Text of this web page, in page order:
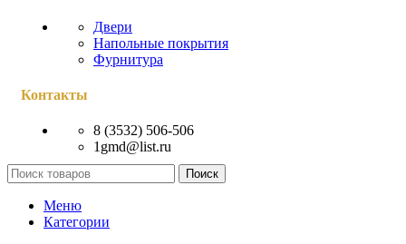
Двери
Напольные покрытия
Фурнитура
Контакты
8 (3532) 506-506
1gmd@list.ru
Поиск
Меню
Категории